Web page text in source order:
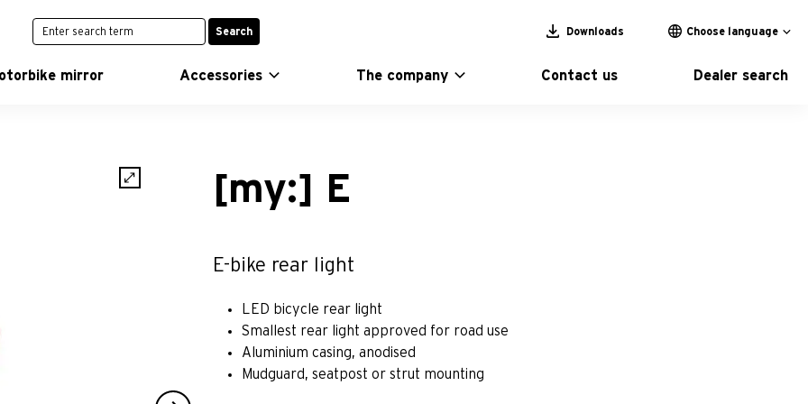
Search Downloads Choose language
mirror Accessories The company Contact us Dealer search
[my:] E
E-bike rear light
LED bicycle rear light
Smallest rear light approved for road use
Aluminium casing, anodised
Mudguard, seatpost or strut mounting